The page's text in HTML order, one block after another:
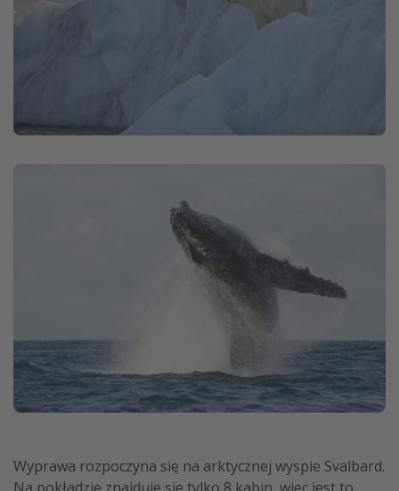
Wyprawa rozpoczyna się na arktycznej wyspie Svalbard.